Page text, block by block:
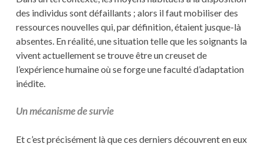
des individus sont défaillants ; alors il faut mobiliser des
ressources nouvelles qui, par définition, étaient jusque-là
absentes. En réalité, une situation telle que les soignants la
vivent actuellement se trouve être un creuset de
l’expérience humaine où se forge une faculté d’adaptation
inédite.
Un mécanisme de survie
Et c’est précisément là que ces derniers découvrent en eux